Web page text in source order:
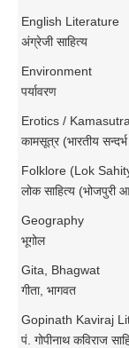
English Literature
अंग्रेजी साहित्य
Environment
पर्यावरण
Erotics /
कामसूत्र (भारतीय
Folklore (Lok
लोक साहित्य (भोजपुरी
Geography
भूगोल
Gita, Bhagwat
गीता, भागवत
Gopinath Kaviraj
पं. गोपीनाथ कविराज